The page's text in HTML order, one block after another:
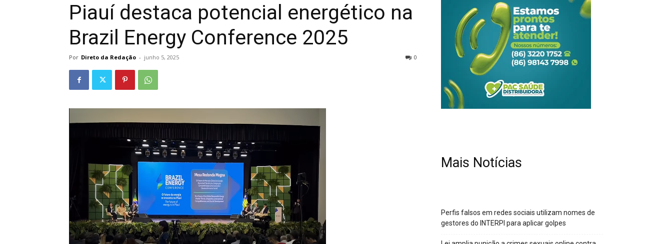
Piauí destaca potencial energético na
Brazil Energy Conference 2025
Por Direto da Redação - junho 5, 2025 0
Mais Notícias
Perfis falsos em redes sociais utilizam nomes de
gestores do INTERPI para aplicar golpes